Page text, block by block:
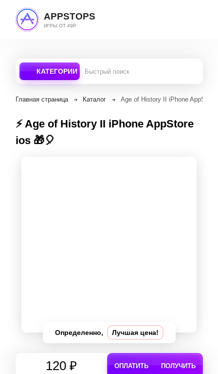
APPSTOPS
ИГРЫ ОТ 49Р
КАТЕГОРИИ
Главная страница Каталог Age of History II iPhone AppStore
⚡️ Age of History II iPhone AppStore
ios 🎁🎈
Определенно, Лучшая цена!
120 ₽ ОПЛАТИТЬ ПОЛУЧИТЬ